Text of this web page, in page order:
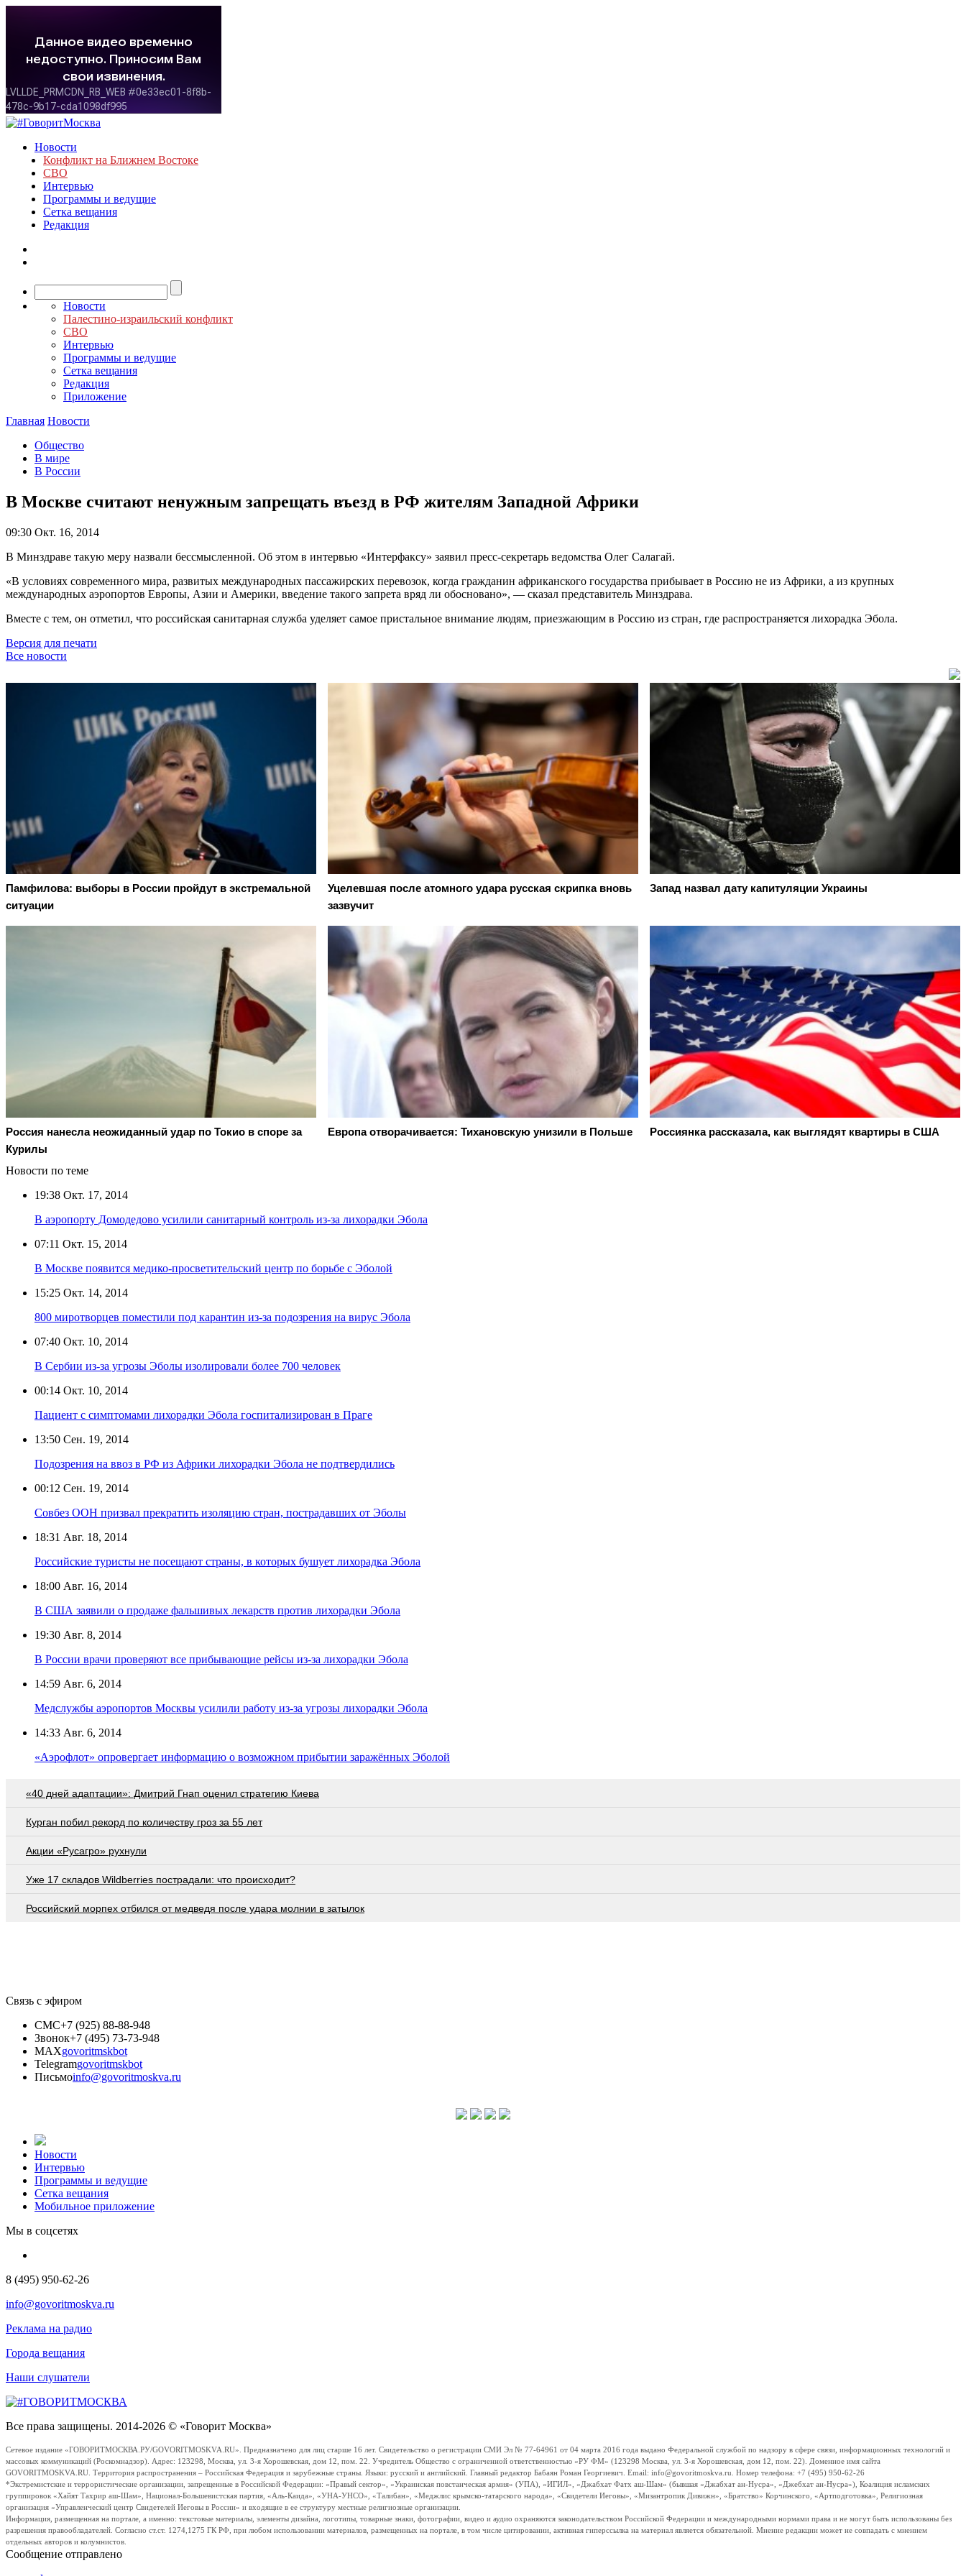
Новости
Конфликт на Ближнем Востоке
СВО
Интервью
Программы и ведущие
Сетка вещания
Редакция
Новости
Палестино-израильский конфликт
СВО
Интервью
Программы и ведущие
Сетка вещания
Редакция
Приложение
Главная Новости
Общество
В мире
В России
В Москве считают ненужным запрещать въезд в РФ жителям Западной Африки
09:30 Окт. 16, 2014
В Минздраве такую меру назвали бессмысленной. Об этом в интервью «Интерфаксу» заявил пресс-секретарь ведомства Олег Салагай.
«В условиях современного мира, развитых международных пассажирских перевозок, когда гражданин африканского государства прибывает в Россию не из Африки, а из крупных
международных аэропортов Европы, Азии и Америки, введение такого запрета вряд ли обосновано», — сказал представитель Минздрава.
Вместе с тем, он отметил, что российская санитарная служба уделяет самое пристальное внимание людям, приезжающим в Россию из стран, где распространяется лихорадка Эбола.
Версия для печати
Все новости
Памфилова: выборы в России пройдут в экстремальной
ситуации
Уцелевшая после атомного удара русская скрипка вновь
зазвучит
Запад назвал дату капитуляции Украины
Россия нанесла неожиданный удар по Токио в споре за
Курилы
Европа отворачивается: Тихановскую унизили в Польше Россиянка рассказала, как выглядят квартиры в США
Новости по теме
19:38 Окт. 17, 2014
В аэропорту Домодедово усилили санитарный контроль из-за лихорадки Эбола
07:11 Окт. 15, 2014
В Москве появится медико-просветительский центр по борьбе с Эболой
15:25 Окт. 14, 2014
800 миротворцев поместили под карантин из-за подозрения на вирус Эбола
07:40 Окт. 10, 2014
В Сербии из-за угрозы Эболы изолировали более 700 человек
00:14 Окт. 10, 2014
Пациент с симптомами лихорадки Эбола госпитализирован в Праге
13:50 Сен. 19, 2014
Подозрения на ввоз в РФ из Африки лихорадки Эбола не подтвердились
00:12 Сен. 19, 2014
Совбез ООН призвал прекратить изоляцию стран, пострадавших от Эболы
18:31 Авг. 18, 2014
Российские туристы не посещают страны, в которых бушует лихорадка Эбола
18:00 Авг. 16, 2014
В США заявили о продаже фальшивых лекарств против лихорадки Эбола
19:30 Авг. 8, 2014
В России врачи проверяют все прибывающие рейсы из-за лихорадки Эбола
14:59 Авг. 6, 2014
Медслужбы аэропортов Москвы усилили работу из-за угрозы лихорадки Эбола
14:33 Авг. 6, 2014
«Аэрофлот» опровергает информацию о возможном прибытии заражённых Эболой
«40 дней адаптации»: Дмитрий Гнап оценил стратегию Киева
Курган побил рекорд по количеству гроз за 55 лет
Акции «Русагро» рухнули
Уже 17 складов Wildberries пострадали: что происходит?
Российский морпех отбился от медведя после удара молнии в затылок
Связь с эфиром
СМС+7 (925) 88-88-948
Звонок+7 (495) 73-73-948
MAXgovoritmskbot
Telegramgovoritmskbot
Письмоinfo@govoritmoskva.ru
Новости
Интервью
Программы и ведущие
Сетка вещания
Мобильное приложение
Мы в соцсетях
8 (495) 950-62-26
info@govoritmoskva.ru
Реклама на радио
Города вещания
Наши слушатели
Все права защищены. 2014-2026 © «Говорит Москва»
Сетевое издание «ГОВОРИТМОСКВА.РУ/GOVORITMOSKVA.RU». Предназначено для лиц старше 16 лет. Свидетельство о регистрации СМИ Эл № 77-64961 от 04 марта 2016 года выдано Федеральной службой по надзору в сфере связи, информационных технологий и
массовых коммуникаций (Роскомнадзор). Адрес: 123298, Москва, ул. 3-я Хорошевская, дом 12, пом. 22. Учредитель Общество с ограниченной ответственностью «РУ ФМ» (123298 Москва, ул. 3-я Хорошевская, дом 12, пом. 22). Доменное имя сайта
GOVORITMOSKVA.RU. Территория распространения – Российская Федерация и зарубежные страны. Языки: русский и английский. Главный редактор Бабаян Роман Георгиевич. Email: info@govoritmoskva.ru. Номер телефона: +7 (495) 950-62-26
*Экстремистские и террористические организации, запрещенные в Российской Федерации: «Правый сектор», «Украинская повстанческая армия» (УПА), «ИГИЛ», «Джабхат Фатх аш-Шам» (бывшая «Джабхат ан-Нусра», «Джебхат ан-Нусра»), Коалиция исламских
группировок «Хайят Тахрир аш-Шам», Национал-Большевистская партия, «Аль-Каида», «УНА-УНСО», «Талибан», «Меджлис крымско-татарского народа», «Свидетели Иеговы», «Мизантропик Дивижн», «Братство» Корчинского, «Артподготовка», Религиозная
организация «Управленческий центр Свидетелей Иеговы в России» и входящие в ее структуру местные религиозные организации.
Информация, размещенная на портале, а именно: текстовые материалы, элементы дизайна, логотипы, товарные знаки, фотографии, видео и аудио охраняются законодательством Российской Федерации и международными нормами права и не могут быть использованы без
разрешения правообладателей. Согласно ст.ст. 1274,1275 ГК РФ, при любом использовании материалов, размещенных на портале, в том числе цитировании, активная гиперссылка на материал является обязательной. Мнение редакции может не совпадать с мнением
отдельных авторов и колумнистов.
Сообщение отправлено